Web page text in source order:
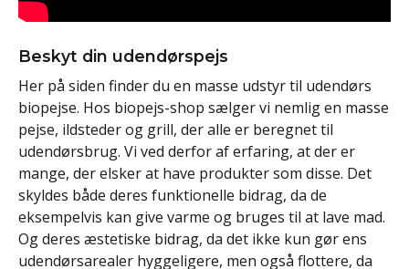
Beskyt din udendørspejs
Her på siden finder du en masse udstyr til udendørs
biopejse. Hos biopejs-shop sælger vi nemlig en masse
pejse, ildsteder og grill, der alle er beregnet til
udendørsbrug. Vi ved derfor af erfaring, at der er
mange, der elsker at have produkter som disse. Det
skyldes både deres funktionelle bidrag, da de
eksempelvis kan give varme og bruges til at lave mad.
Og deres æstetiske bidrag, da det ikke kun gør ens
udendørsarealer hyggeligere, men også flottere, da